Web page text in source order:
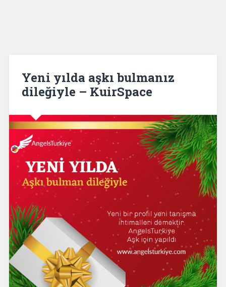
Yeni yılda aşkı bulmanız
dileğiyle – KuirSpace